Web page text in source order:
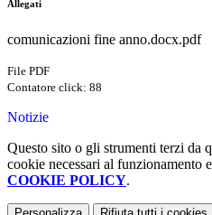
Allegati
comunicazioni fine anno.docx.pdf
File PDF
Contatore click: 88
Notizie
Questo sito o gli strumenti terzi da
cookie necessari al funzionamento
COOKIE POLICY.